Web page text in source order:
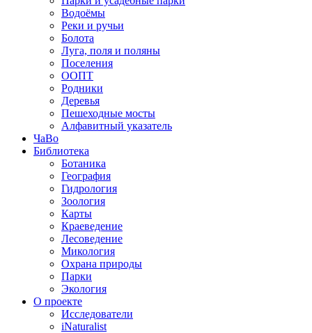
Водоёмы
Реки и ручьи
Болота
Луга, поля и поляны
Поселения
ООПТ
Родники
Деревья
Пешеходные мосты
Алфавитный указатель
ЧаВо
Библиотека
Ботаника
География
Гидрология
Зоология
Карты
Краеведение
Лесоведение
Микология
Охрана природы
Парки
Экология
О проекте
Исследователи
iNaturalist